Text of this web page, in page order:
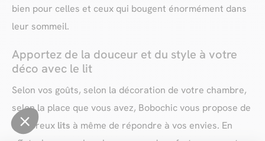
bien pour celles et ceux qui bougent énormément dans
leur sommeil.
Apportez de la douceur et du style à votre
déco avec le lit
Selon vos goûts, selon la décoration de votre chambre,
selon la place que vous avez, Bobochic vous propose de
nombreux lits à même de répondre à vos envies. En